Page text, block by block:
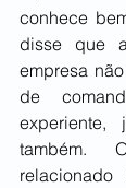
conhece
disse que
empresa
de
também.